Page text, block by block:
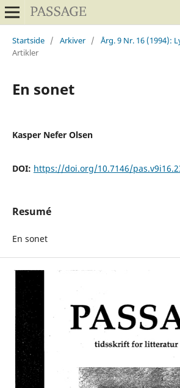
Startside / Arkiver / Årg. 9 Nr. 16 (1994):
Artikler
En sonet
Kasper Nefer Olsen
DOI: https://doi.org/10.7146/
Resumé
En sonet